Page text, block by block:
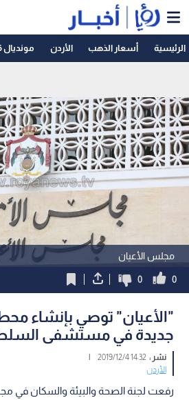
الرئيسية أسعار الذهب الأردن مونديال 2026
مجلس الأعيان
0
0
"الأعيان" توصي بإنشاء
جديدة في مستشفى
نشر :14:32 2019/12/4
|
الأردن
رفعت لجنة الصحة والبيئة والسكان في